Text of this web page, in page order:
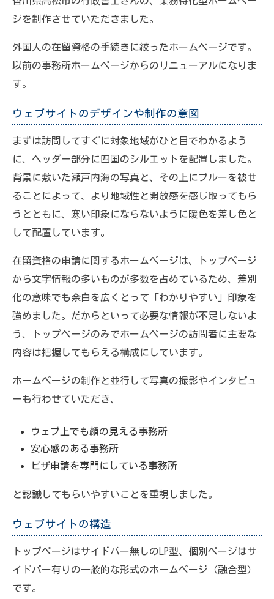
ジを制作させていただきました。
外国人の在留資格の手続きに絞ったホームページです。
以前の事務所ホームページからのリニューアルになりま
す。
ウェブサイトのデザインや制作の意図
まずは訪問してすぐに対象地域がひと目でわかるよう
に、ヘッダー部分に四国のシルエットを配置しました。
背景に敷いた瀬戸内海の写真と、その上にブルーを被せ
ることによって、より地域性と開放感を感じ取ってもら
うとともに、寒い印象にならないように暖色を差し色と
して配置しています。
在留資格の申請に関するホームページは、トップページ
から文字情報の多いものが多数を占めているため、差別
化の意味でも余白を広くとって「わかりやすい」印象を
強めました。だからといって必要な情報が不足しないよ
う、トップページのみでホームページの訪問者に主要な
内容は把握してもらえる構成にしています。
ホームページの制作と並行して写真の撮影やインタビュ
ーも行わせていただき、
ウェブ上でも顔の見える事務所
安心感のある事務所
ビザ申請を専門にしている事務所
と認識してもらいやすいことを重視しました。
ウェブサイトの構造
トップページはサイドバー無しのLP型、個別ページはサ
イドバー有りの一般的な形式のホームページ（融合型）
です。